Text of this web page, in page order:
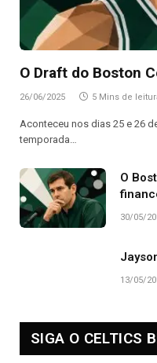
O Draft do Boston
26/06/2025 5 Mins de
Aconteceu nos dias 25 e 26
temporada…
O
30/05/
13/05/
SIGA O CELTICS